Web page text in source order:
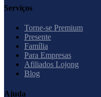
Serviços
Torne-se Premium
Presente
Família
Para Empresas
Afiliados Lojong
Blog
Ajuda